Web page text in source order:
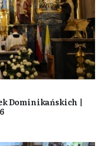
Dominikańskich |